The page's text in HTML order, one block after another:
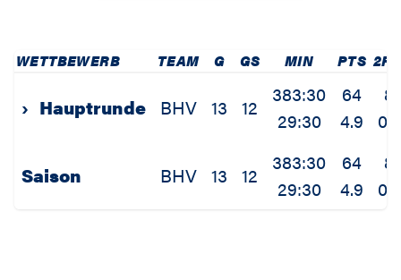
WETTBEWERB TEAM G GS MIN PTS
› Hauptrunde BHV 13 12
383:30
29:30
64
4.9
8
0.6
Saison BHV 13 12
383:30
29:30
64
4.9
8
0.6